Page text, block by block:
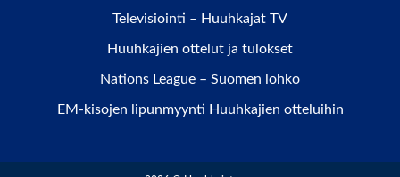
Televisiointi – Huuhkajat TV
Huuhkajien ottelut ja tulokset
Nations League – Suomen lohko
EM-kisojen lipunmyynti Huuhkajien otteluihin